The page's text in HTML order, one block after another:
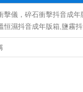
擊儀，碎石衝擊抖音成
恒濕抖音成年版箱,鹽霧
箱,氙燈老化抖音成年版
，汽車內飾材料燃燒抖音